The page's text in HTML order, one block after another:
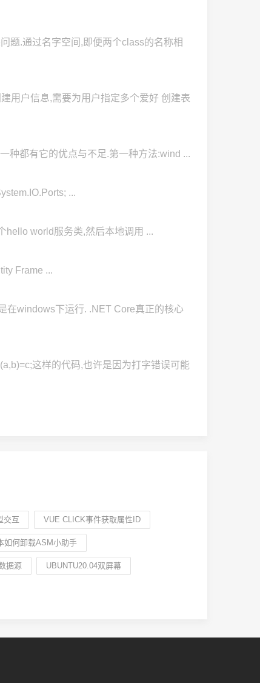
题.通过名字空间,即便两个class的名称相
用户信息,需要为用户指定多个爱好 创建表
种都有它的优点与不足.第一种方法:wind ...
...
hello world服务类,然后本地调用 ...
Frame ...
在windows下运行. .NET Core真正的核心
这样的代码,也许是因为打字错误可能
交互 VUE CLICK事件获取属性ID
如何卸载ASM小助手
据源 UBUNTU20.04双屏幕